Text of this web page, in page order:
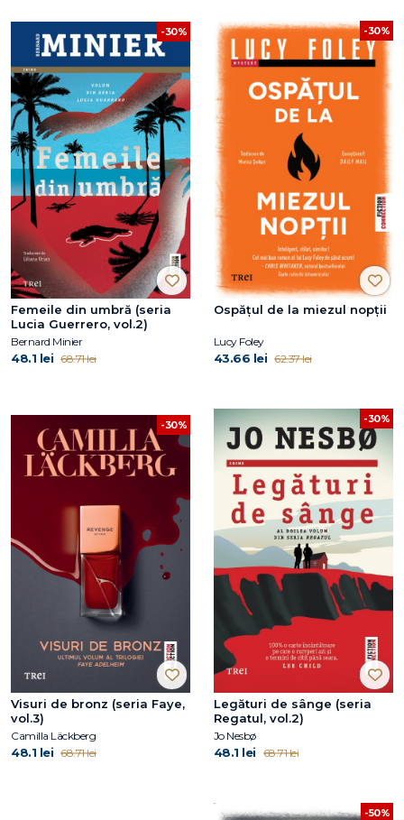
-30%
Femeile din umbră (seria
Lucia Guerrero, vol.2)
Bernard Minier
48.1 lei 68.71 lei
-30%
Ospățul de la miezul nopții
Lucy Foley
43.66 lei 62.37 lei
-30%
Visuri de bronz (seria Faye,
vol.3)
Camilla Läckberg
48.1 lei 68.71 lei
-30%
Legături de sânge (seria
Regatul, vol.2)
Jo Nesbø
48.1 lei 68.71 lei
-50%